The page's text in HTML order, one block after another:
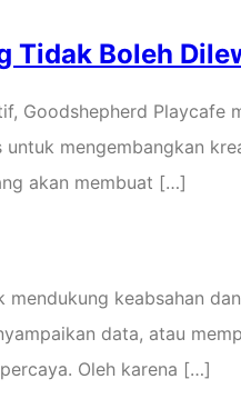
Tidak Boleh
Goodshepherd
mengembangkan
akan membuat […]
keabsahan
data, atau
Oleh karena […]